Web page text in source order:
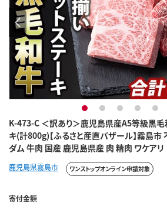
K-473-C ＜訳あり＞鹿児島県産A5等級黒毛
キ(計800g)【ふるさと産直バザール】霧島市
ダム 牛肉 国産 鹿児島県産 肉 精肉 ワケアリ
1 2 3 4 5
鹿児島県霧島市 ワンストップオンライン申請対象
寄付金額